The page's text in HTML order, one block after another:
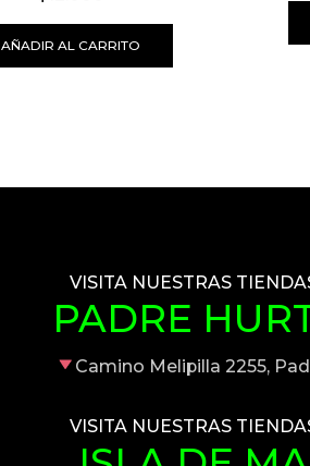
AÑADIR AL CARRITO
VISITA NUESTRAS
PADRE
Camino Melipilla 2255,
VISITA NUESTRAS